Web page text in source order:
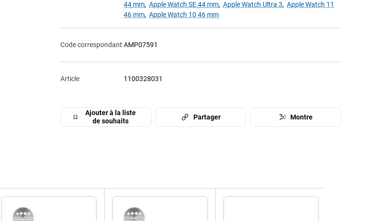
44 mm, Apple Watch SE 44 mm, Apple Watch Ultra 3, Apple Watch 11
46 mm, Apple Watch 10 46 mm
Code correspondant AMP07591
Article 1100328031
Ajouter à la liste
de souhaits
Partager Montre